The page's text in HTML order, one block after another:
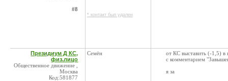
#8
* контакт был удален
Президиум Д КС,
физ.лицо
Общественное движение ,
Москва
Код:581877
Семён
от КС выставить (-
с комментарием
я за